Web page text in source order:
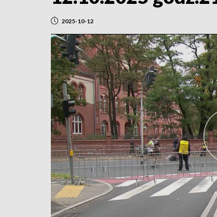
2025-10-12